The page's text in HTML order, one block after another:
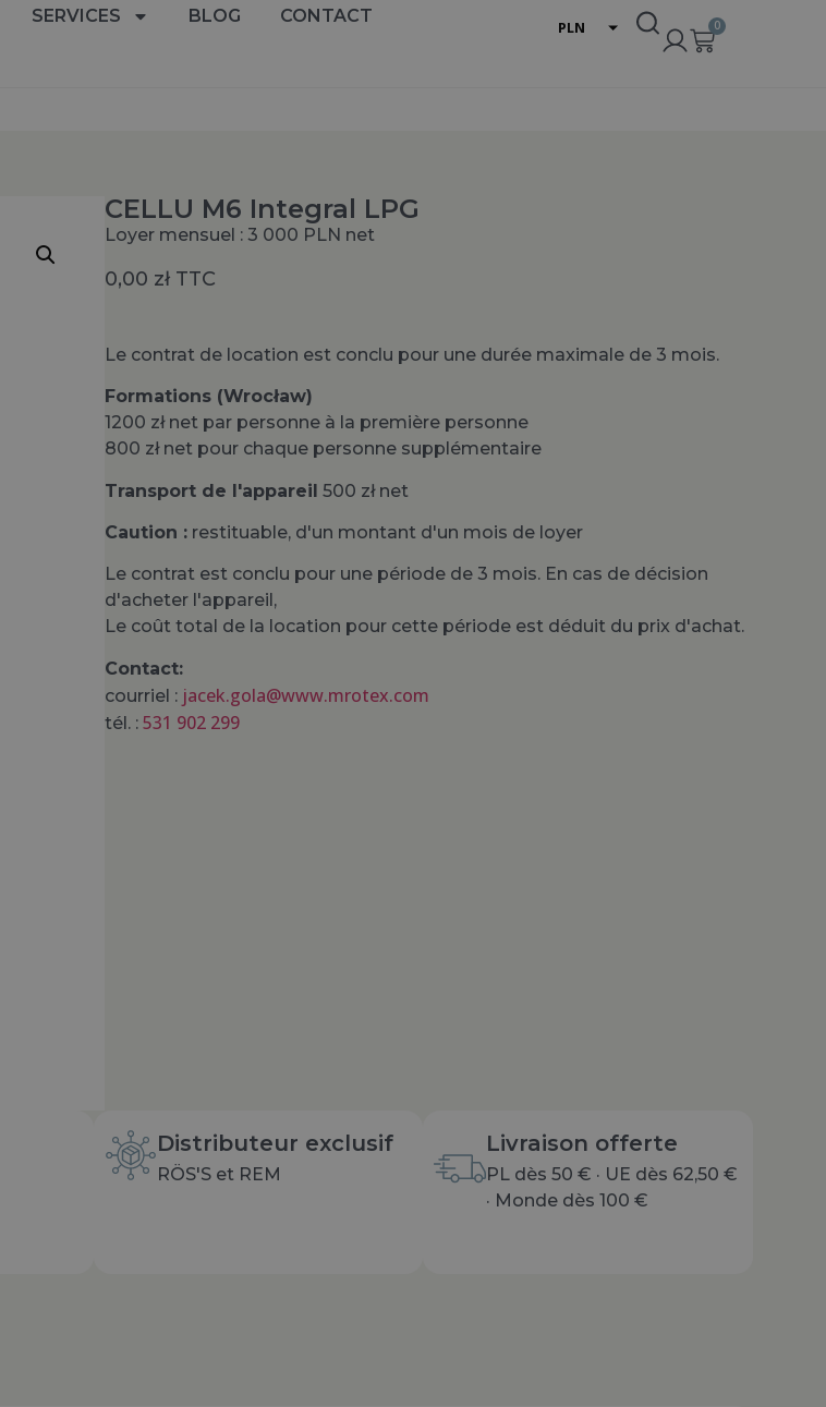
SERVICES BLOG CONTACT
PLN
0
CELLU M6 Integral LPG
Loyer mensuel : 3 000 PLN net
0,00 zł TTC
Le contrat de location est conclu pour une durée maximale de 3 mois.
Formations (Wrocław)
1200 zł net par personne à la première personne
800 zł net pour chaque personne supplémentaire
Transport de l'appareil 500 zł net
Caution : restituable, d'un montant d'un mois de loyer
Le contrat est conclu pour une période de 3 mois. En cas de décision
d'acheter l'appareil,
Le coût total de la location pour cette période est déduit du prix d'achat.
Contact:
courriel : jacek.gola@www.mrotex.com
tél. :531 902 299
Distributeur exclusif
RÖS'S et REM
Livraison offerte
PL dès 50 € · UE dès 62,50 €
· Monde dès 100 €